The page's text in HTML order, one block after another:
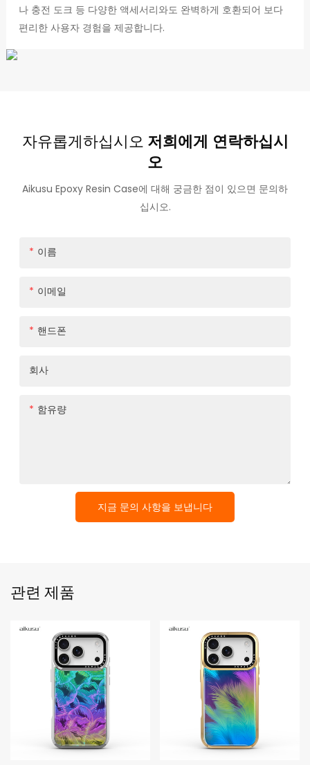
나 충전 도크 등 다양한 액세서리와도 완벽하게 호환되어 보다
편리한 사용자 경험을 제공합니다.
자유롭게하십시오 저희에게 연락하십시
오
Aikusu Epoxy Resin Case에 대해 궁금한 점이 있으면 문의하
십시오.
이름
이메일
핸드폰
회사
함유량
지금 문의 사항을 보냅니다
관련 제품